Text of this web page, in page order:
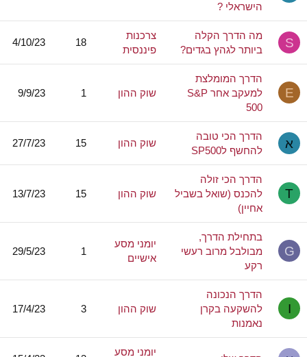
הישראלי ?
S
מה הדרך הקלה
ביותר לגהץ בגדים?
צרכנות
פיננסית
18
4/10/23
E
הדרך המומלצת
למעקב אחר S&P
500
שוק ההון 1
9/9/23
א
הדרך הכי טובה
להחשף לSP500
שוק ההון 15
27/7/23
T
הדרך הכי זולה
להכנס (שואל בשביל
אחיין)
שוק ההון 15
13/7/23
G
בתחילת הדרך,
מבולבל מרוב רעשי
רקע
יומני מסע
אישיים
1
29/5/23
I
הדרך הנכונה
להשקעה בקרן
נאמנות
שוק ההון 3
17/4/23
יומני מסע